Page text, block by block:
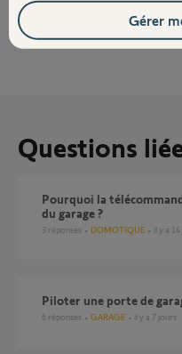
des internautes
Questions
pourquoi la télécommande du volet roulant ouvre la porte
du garage ?
3 réponses DOMOTIQUE il y a
Piloter une porte de
6 réponses GARAGE il y a 7 jours
Gérer